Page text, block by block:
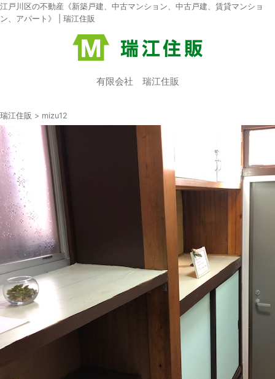
江戸川区の不動産《新築戸建、中古マンション、中古戸建、賃貸マンショ
ン、アパート》 | 瑞江住販
有限会社 瑞江住販
瑞江住販 > mizu12